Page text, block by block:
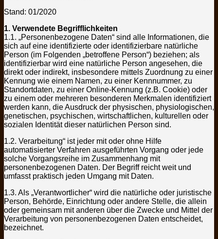
Stand: 01/2020
1. Verwendete Begrifflichkeiten
1.1. „Personenbezogene Daten“ sind alle Informationen, die
sich auf eine identifizierte oder identifizierbare natürliche
Person (im Folgenden „betroffene Person“) beziehen; als
identifizierbar wird eine natürliche Person angesehen, die
direkt oder indirekt, insbesondere mittels Zuordnung zu einer
Kennung wie einem Namen, zu einer Kennnummer, zu
Standortdaten, zu einer Online-Kennung (z.B. Cookie) oder
zu einem oder mehreren besonderen Merkmalen identifiziert
werden kann, die Ausdruck der physischen, physiologischen,
genetischen, psychischen, wirtschaftlichen, kulturellen oder
sozialen Identität dieser natürlichen Person sind.
1.2. Verarbeitung“ ist jeder mit oder ohne Hilfe
automatisierter Verfahren ausgeführten Vorgang oder jede
solche Vorgangsreihe im Zusammenhang mit
personenbezogenen Daten. Der Begriff reicht weit und
umfasst praktisch jeden Umgang mit Daten.
1.3. Als „Verantwortlicher“ wird die natürliche oder juristische
Person, Behörde, Einrichtung oder andere Stelle, die allein
oder gemeinsam mit anderen über die Zwecke und Mittel der
Verarbeitung von personenbezogenen Daten entscheidet,
bezeichnet.